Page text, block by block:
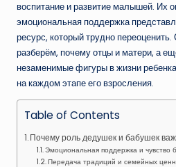
воспитание и развитие малышей. Их
эмоциональная поддержка
ресурс, который трудно
разберём, почему отцы и матери, а
незаменимые фигуры в жизни
на каждом этапе его взросления.
Table of Contents
Почему роль дедушек и бабушек
Эмоциональная поддержка и чувство
Передача традиций и семейных